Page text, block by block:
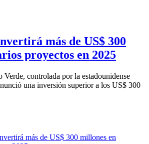
más de US$ 300
proyectos en 2025
Verde, controlada por la estadounidense
una inversión superior a los US$ 300